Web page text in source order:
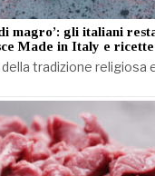
magro’: gli italiani
Made in Italy e
tradizione religiosa